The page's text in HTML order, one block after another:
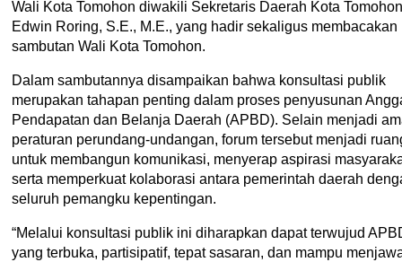
Wali Kota Tomohon diwakili Sekretaris Daerah Kota
Edwin Roring, S.E., M.E., yang hadir sekaligus membacakan
sambutan Wali Kota Tomohon.
Dalam sambutannya disampaikan bahwa konsultasi publik
merupakan tahapan penting dalam proses penyusunan
Pendapatan dan Belanja Daerah (APBD). Selain menjadi
peraturan perundang-undangan, forum tersebut menjadi
untuk membangun komunikasi, menyerap aspirasi
serta memperkuat kolaborasi antara pemerintah daerah
seluruh pemangku kepentingan.
“Melalui konsultasi publik ini diharapkan dapat terwujud
yang terbuka, partisipatif, tepat sasaran, dan mampu